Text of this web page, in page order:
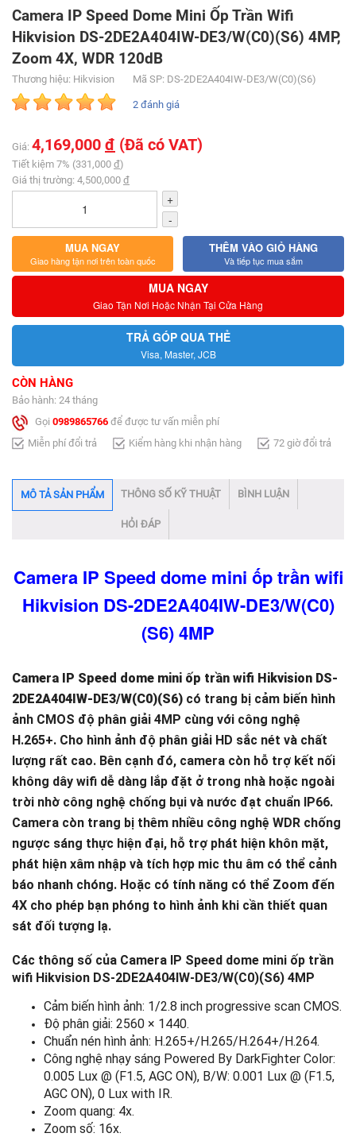
Camera IP Speed Dome Mini Ốp Trần Wifi
Hikvision DS-2DE2A404IW-DE3/W(C0)(S6) 4MP,
Zoom 4X, WDR 120dB
Thương hiệu: Hikvision Mã SP: DS-2DE2A404IW-DE3/W(C0)(S6)
2 đánh giá
Giá: 4,169,000 đ (Đã có VAT)
Tiết kiệm 7% (331,000 đ)
Giá thị trường: 4,500,000 đ
+
-
MUA NGAY
Giao hàng tận nơi trên toàn quốc
THÊM VÀO GIỎ HÀNG
Và tiếp tục mua sắm
MUA NGAY
Giao Tận Nơi Hoặc Nhận Tại Cửa Hàng
TRẢ GÓP QUA THẺ
Visa, Master, JCB
CÒN HÀNG
Bảo hành: 24 tháng
Gọi 0989865766 để được tư vấn miễn phí
Miễn phí đổi trả
Kiểm hàng khi nhận hàng 72 giờ đổi trả
MÔ TẢ SẢN PHẨM THÔNG SỐ KỸ THUẬT BÌNH LUẬN
HỎI ĐÁP
Camera IP Speed dome mini ốp trần wifi
Hikvision DS-2DE2A404IW-DE3/W(C0)
(S6) 4MP
Camera IP Speed dome mini ốp trần wifi Hikvision DS-
2DE2A404IW-DE3/W(C0)(S6) có trang bị cảm biến hình
ảnh CMOS độ phân giải 4MP cùng với công nghệ
H.265+. Cho hình ảnh độ phân giải HD sắc nét và chất
lượng rất cao. Bên cạnh đó, camera còn hỗ trợ kết nối
không dây wifi dễ dàng lắp đặt ở trong nhà hoặc ngoài
trời nhờ công nghệ chống bụi và nước đạt chuẩn IP66.
Camera còn trang bị thêm nhiều công nghệ WDR chống
ngược sáng thực hiện đại, hỗ trợ phát hiện khôn mặt,
phát hiện xâm nhập và tích hợp mic thu âm có thể cảnh
báo nhanh chóng. Hoặc có tính năng có thể Zoom đến
4X cho phép bạn phóng to hình ảnh khi cần thiết quan
sát đối tượng lạ.
Các thông số của Camera IP Speed dome mini ốp trần
wifi Hikvision DS-2DE2A404IW-DE3/W(C0)(S6) 4MP
Cảm biến hình ảnh: 1/2.8 inch progressive scan CMOS.
Độ phân giải: 2560 × 1440.
Chuẩn nén hình ảnh: H.265+/H.265/H.264+/H.264.
Công nghệ nhạy sáng Powered By DarkFighter Color:
0.005 Lux @ (F1.5, AGC ON), B/W: 0.001 Lux @ (F1.5,
AGC ON), 0 Lux with IR.
Zoom quang: 4x.
Zoom số: 16x.